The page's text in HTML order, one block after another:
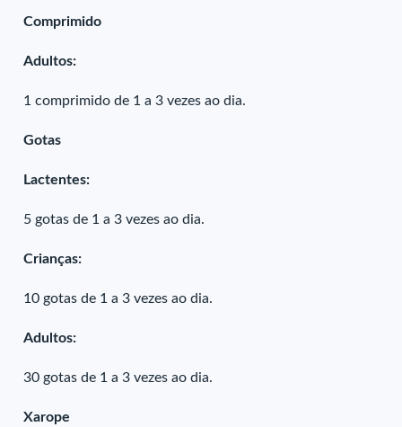
Comprimido
Adultos:
1 comprimido de 1 a 3 vezes ao dia.
Gotas
Lactentes:
5 gotas de 1 a 3 vezes ao dia.
Crianças:
10 gotas de 1 a 3 vezes ao dia.
Adultos:
30 gotas de 1 a 3 vezes ao dia.
Xarope